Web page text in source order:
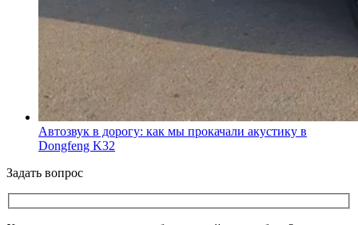
Автозвук в дорогу: как мы прокачали акустику в
Dongfeng K32
Задать вопрос